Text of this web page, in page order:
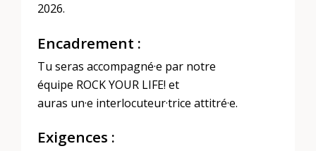
2026.
Encadrement :
Tu seras accompagné·e par notre
équipe ROCK YOUR LIFE! et
auras un·e interlocuteur·trice attitré·e.
Exigences :